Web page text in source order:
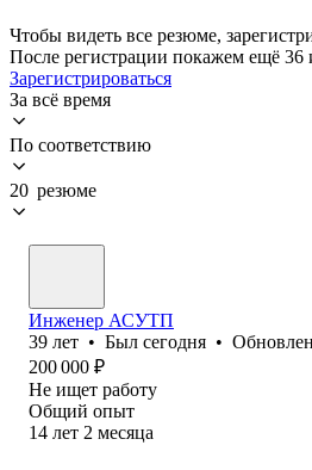
Чтобы видеть все резюме,
После регистрации покажем ещё 36
Зарегистрироваться
За всё время
По соответствию
20 резюме
Инженер АСУТП
39 лет • Был сегодня •
200 000 ₽
Не ищет работу
Общий опыт
14 лет 2 месяца